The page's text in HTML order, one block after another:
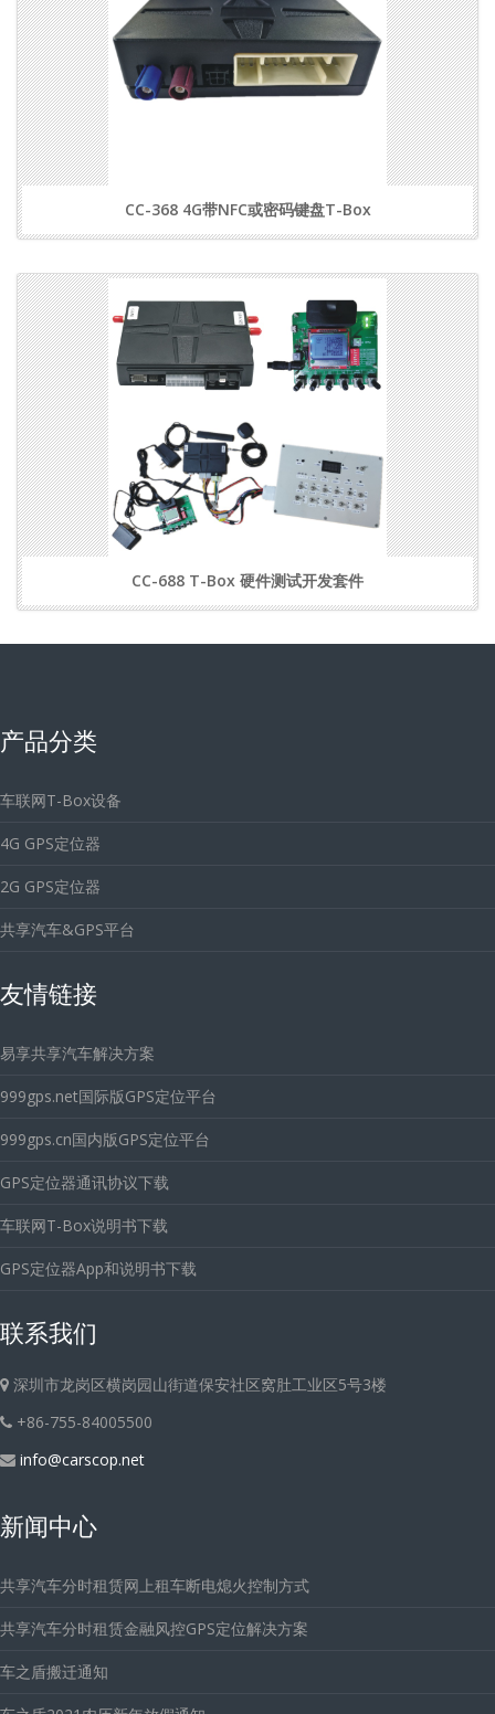
CC-368 4G带NFC或密码键盘T-Box
CC-688 T-Box 硬件测试开发套件
产品分类
车联网T-Box设备
4G GPS定位器
2G GPS定位器
共享汽车&GPS平台
友情链接
易享共享汽车解决方案
999gps.net国际版GPS定位平台
999gps.cn国内版GPS定位平台
GPS定位器通讯协议下载
车联网T-Box说明书下载
GPS定位器App和说明书下载
联系我们
深圳市龙岗区横岗园山街道保安社区窝肚工业区5号3楼
+86-755-84005500
info@carscop.net
新闻中心
共享汽车分时租赁网上租车断电熄火控制方式
共享汽车分时租赁金融风控GPS定位解决方案
车之盾搬迁通知